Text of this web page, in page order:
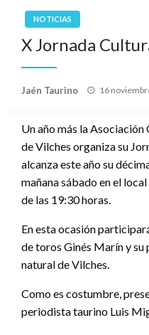
NOTICIAS
X Jornada
Jaén Taurino
Publicado
16
Un año más la
de Vilches organiza su
alcanza este año su
mañana sábado en el
de las 19:30 horas.
En esta ocasión
de toros Ginés Marín y
natural de Vilches.
Como es costumbre,
periodista taurino Luis